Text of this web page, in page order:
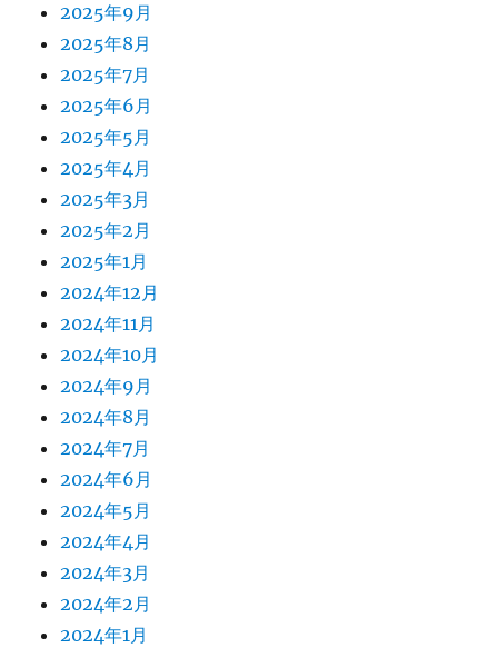
2025年9月
2025年8月
2025年7月
2025年6月
2025年5月
2025年4月
2025年3月
2025年2月
2025年1月
2024年12月
2024年11月
2024年10月
2024年9月
2024年8月
2024年7月
2024年6月
2024年5月
2024年4月
2024年3月
2024年2月
2024年1月